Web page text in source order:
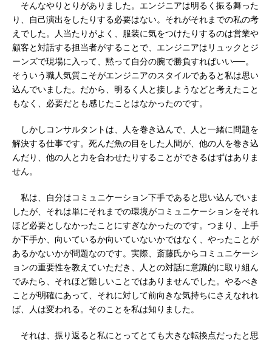
そんなやりとりがありました。エンジニアは明るく振る舞った
り、自己演出をしたりする必要はない。それがそれまでの私の考
えでした。人当たりがよく、服装に気をつけたりするのは営業や
顧客と対話する担当者がすることで、エンジニアはリュックとジ
ーンズで現場に入って、黙って自分の腕で勝負すればいい──。
そういう職人気質こそがエンジニアのスタイルであると私は思い
込んでいました。だから、明るく人と接しようなどと考えたこと
もなく、必要だとも感じたことはなかったのです。
しかしコンサルタントは、人を巻き込んで、人と一緒に問題を
解決する仕事です。死んだ魚の目をした人間が、他の人を巻き込
んだり、他の人と力を合わせたりすることができるはずはありま
せん。
私は、自分はコミュニケーション下手であると思い込んでいま
したが、それは単にそれまでの環境がコミュニケーションをそれ
ほど必要としなかったことにすぎなかったのです。つまり、上手
か下手か、向いているか向いていないかではなく、やったことが
あるかないかが問題なのです。実際、斎藤氏からコミュニケーシ
ョンの重要性を教えていただき、人との対話に意識的に取り組ん
でみたら、それほど難しいことではありませんでした。やるべき
ことが明確にあって、それに対して前向きな気持ちにさえなれれ
ば、人は変われる。そのことを私は知りました。
それは、振り返ると私にとってとても大きな転換点だったと思